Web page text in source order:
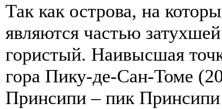
Так как острова, на
являются частью
гористый. Наивысшая
гора Пику-де-Сан-Томе
Принсипи – пик